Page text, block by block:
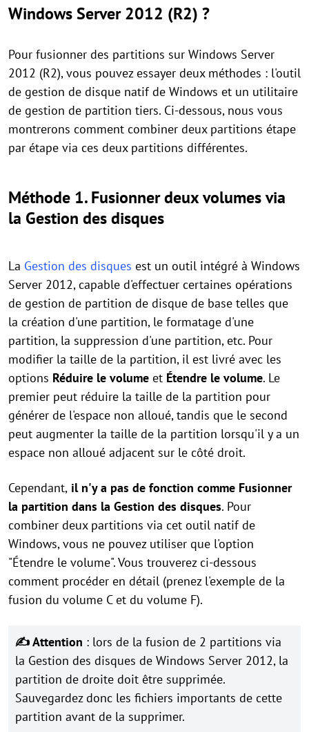
Windows Server 2012 (R2) ?
Pour fusionner des partitions sur Windows Server
2012 (R2), vous pouvez essayer deux méthodes : l'outil
de gestion de disque natif de Windows et un utilitaire
de gestion de partition tiers. Ci-dessous, nous vous
montrerons comment combiner deux partitions étape
par étape via ces deux partitions différentes.
Méthode 1. Fusionner deux volumes via
la Gestion des disques
La Gestion des disques est un outil intégré à Windows
Server 2012, capable d'effectuer certaines opérations
de gestion de partition de disque de base telles que
la création d'une partition, le formatage d'une
partition, la suppression d'une partition, etc. Pour
modifier la taille de la partition, il est livré avec les
options Réduire le volume et Étendre le volume. Le
premier peut réduire la taille de la partition pour
générer de l'espace non alloué, tandis que le second
peut augmenter la taille de la partition lorsqu'il y a un
espace non alloué adjacent sur le côté droit.
Cependant, il n'y a pas de fonction comme Fusionner
la partition dans la Gestion des disques. Pour
combiner deux partitions via cet outil natif de
Windows, vous ne pouvez utiliser que l'option
"Étendre le volume". Vous trouverez ci-dessous
comment procéder en détail (prenez l'exemple de la
fusion du volume C et du volume F).
✍ Attention : lors de la fusion de 2 partitions via
la Gestion des disques de Windows Server 2012, la
partition de droite doit être supprimée.
Sauvegardez donc les fichiers importants de cette
partition avant de la supprimer.